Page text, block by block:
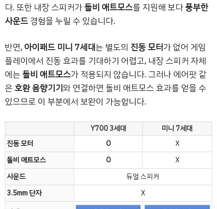
다. 또한 내장 스피커가돌비 애트모스를 지원해 보다풍부한
사운드경험을 누릴 수 있습니다.
반면,아이패드 미니 7세대는 별도의 진동 모터가 없어 게임
플레이에서 진동 효과를 기대하기 어렵고, 내장 스피커 자체
에는돌비 애트모스가 적용되지 않습니다. 그러나 에어팟 같
은호환 음향기기와 연결하면 돌비 애트모스 효과를 얻을 수
있으므로 이 부분에서 보완이 가능합니다.
Y700 3세대
미니 7세대
진동 모터
O
X
돌비 애트모스
O
X
사운드
듀얼 스피커
3.5mm 단자
X